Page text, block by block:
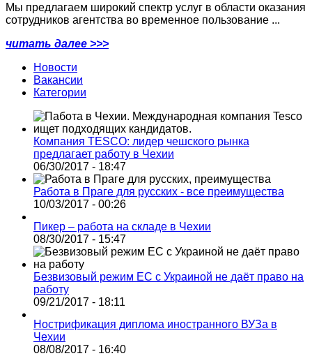
Мы предлагаем широкий спектр услуг в области оказания
сотрудников агентства во временное пользование ...
читать далее >>>
Новости
Вакансии
Категории
Компания TESCO: лидер чешского рынка
предлагает работу в Чехии
06/30/2017 - 18:47
Работа в Праге для русских - все преимущества
10/03/2017 - 00:26
Пикер – работа на складе в Чехии
08/30/2017 - 15:47
Безвизовый режим ЕС с Украиной не даёт право на
работу
09/21/2017 - 18:11
Нострификация диплома иностранного ВУЗа в
Чехии
08/08/2017 - 16:40